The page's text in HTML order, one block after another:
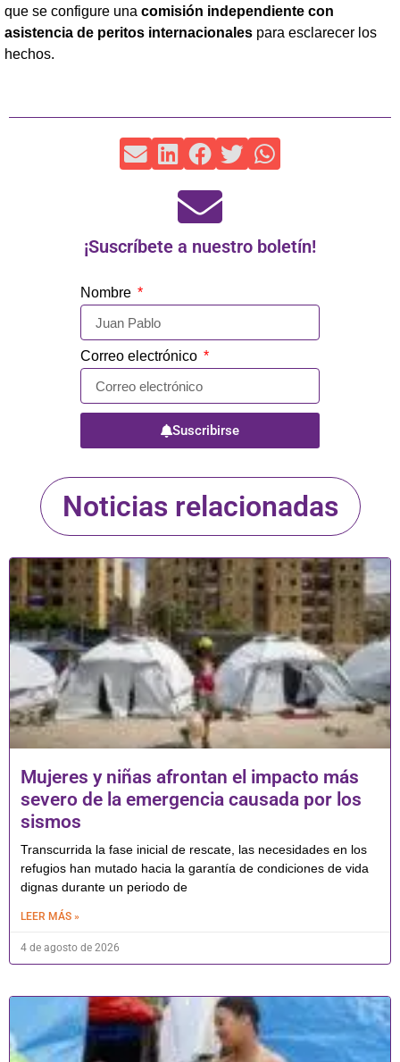
que se configure una comisión independiente con
asistencia de peritos internacionales para esclarecer los
hechos.
¡Suscríbete a nuestro boletín!
Nombre
Correo electrónico
Suscribirse
Noticias relacionadas
Mujeres y niñas afrontan el impacto más
severo de la emergencia causada por los
sismos
Transcurrida la fase inicial de rescate, las necesidades en los
refugios han mutado hacia la garantía de condiciones de vida
dignas durante un periodo de
LEER MÁS »
4 de agosto de 2026